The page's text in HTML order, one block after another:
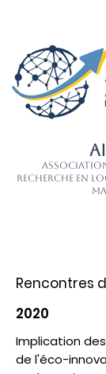
Recherche en
Rencontres
2020
Implication
de l'éco-